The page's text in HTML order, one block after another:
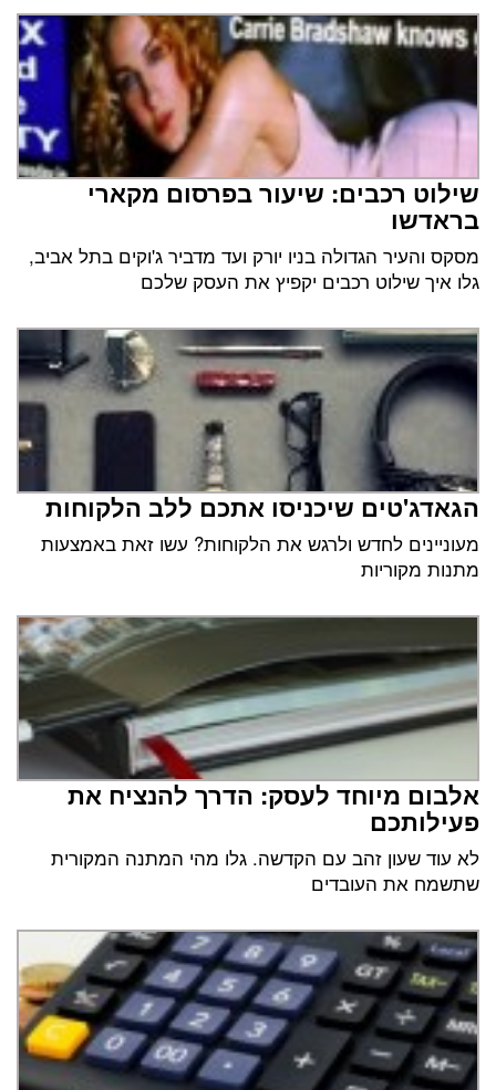
שילוט רכבים: שיעור בפרסום מקארי
בראדשו
מסקס והעיר הגדולה בניו יורק ועד מדביר ג'וקים בתל אביב,
גלו איך שילוט רכבים יקפיץ את העסק שלכם
הגאדג'טים שיכניסו אתכם ללב הלקוחות
מעוניינים לחדש ולרגש את הלקוחות? עשו זאת באמצעות
מתנות מקוריות
אלבום מיוחד לעסק: הדרך להנציח את
פעילותכם
לא עוד שעון זהב עם הקדשה. גלו מהי המתנה המקורית
שתשמח את העובדים